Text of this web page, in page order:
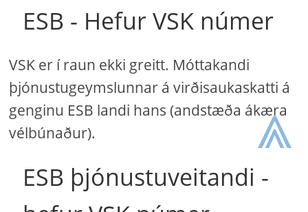
ESB - Hefur VSK númer
VSK er í raun ekki greitt. Móttakandi
þjónustugeymslunnar á virðisaukaskatti á
genginu ESB landi hans (andstæða ákæra
vélbúnaður).
ESB þjónustuveitandi -
⩓